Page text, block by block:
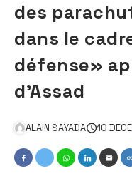
des
dans le
défense»
d’Assad
ALAIN SAYADA 10